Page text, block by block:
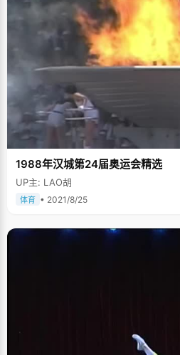
1988年汉城第24届奥运会精选
UP主: LAO胡
体育 • 2021/8/25